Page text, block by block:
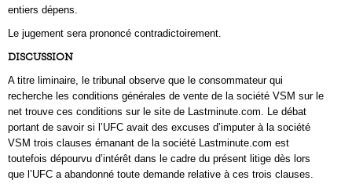
entiers dépens.
Le jugement sera prononcé contradictoirement.
DISCUSSION
A titre liminaire, le tribunal observe que le consommateur qui
recherche les conditions générales de vente de la société VSM sur le
net trouve ces conditions sur le site de Lastminute.com. Le débat
portant de savoir si l’UFC avait des excuses d’imputer à la société
VSM trois clauses émanant de la société Lastminute.com est
toutefois dépourvu d’intérêt dans le cadre du présent litige dès lors
que l’UFC a abandonné toute demande relative à ces trois clauses.